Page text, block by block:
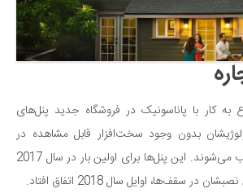
کار با پاناسونیک در فروشگاه جدید پنل‌های
بدون وجود سخت‌افزار قابل مشاهده در
پشت بام مشتریان ترکیب می‌شوند. این پنل‌ها برای اولین بار در سال 2017
در سقف‌ها، اوایل سال 2018 اتفاق افتاد.